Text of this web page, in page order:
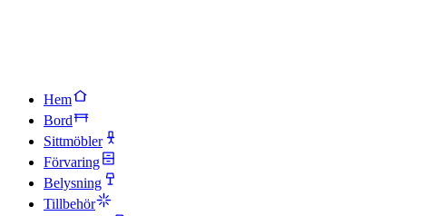
Hem
Bord
Sittmöbler
Förvaring
Belysning
Tillbehör